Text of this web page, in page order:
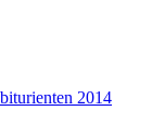
2014